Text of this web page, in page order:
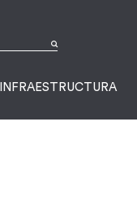
INFRAESTRUCTURA